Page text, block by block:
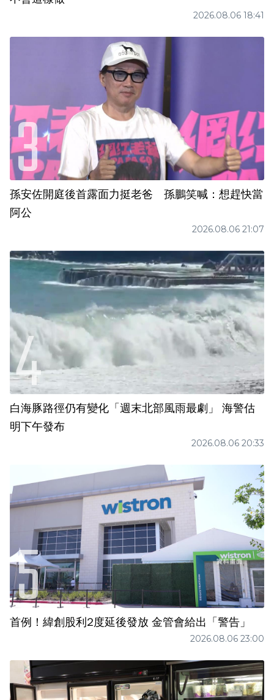
2026.08.06 18:41
孫安佐開庭後首露面力挺老爸 孫鵬笑喊：想趕快當
阿公
2026.08.06 21:07
白海豚路徑仍有變化「週末北部風雨最劇」 海警估
明下午發布
2026.08.06 20:33
首例！緯創股利2度延後發放 金管會給出「警告」
2026.08.06 23:00